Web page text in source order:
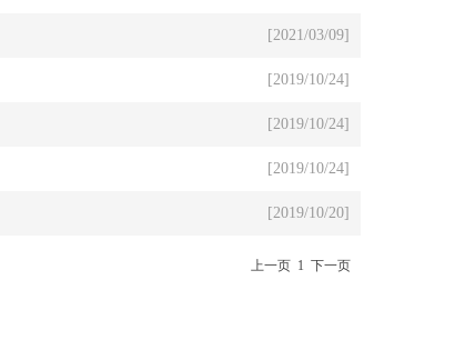
[2021/03/09]
[2019/10/24]
[2019/10/24]
[2019/10/24]
[2019/10/20]
上一页 1 下一页